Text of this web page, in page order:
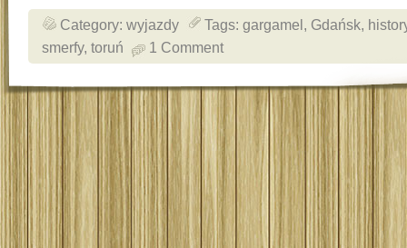
Category: wyjazdy Tags: gargamel, Gdańsk,
smerfy, toruń 1 Comment